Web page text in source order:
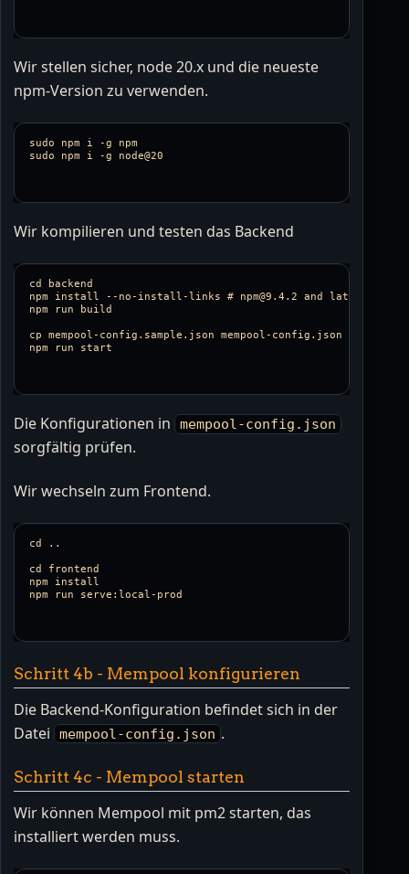
Wir stellen sicher, node 20.x und die neueste
npm-Version zu verwenden.
sudo npm i -g npm
Wir kompilieren und testen das Backend
cd backend
npm install --no-install-links # npm@9.4.2 and later can
npm run build
cp mempool-config.sample.json mempool-config.json
Die Konfigurationen in mempool-config.json
sorgfältig prüfen.
Wir wechseln zum Frontend.
cd ..
cd frontend
npm install
Schritt 4b - Mempool konfigurieren
Die Backend-Konfiguration befindet sich in der
Datei
mempool-config.json .
Schritt 4c - Mempool starten
Wir können Mempool mit pm2 starten, das
installiert werden muss.